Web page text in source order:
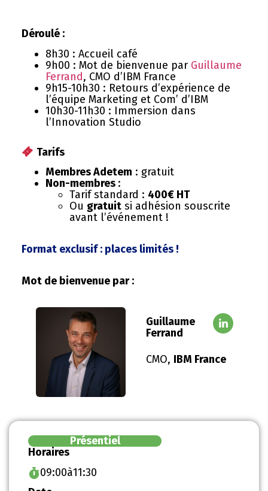
Déroulé :
8h30 : Accueil café
9h00 : Mot de bienvenue par Guillaume
Ferrand, CMO d’IBM France
9h15-10h30 : Retours d’expérience de
l’équipe Marketing et Com’ d’IBM
10h30-11h30 : Immersion dans
l’Innovation Studio
Tarifs
Membres Adetem : gratuit
Non-membres :
Tarif standard : 400€ HT
Ou gratuit si adhésion souscrite
avant l’événement !
Format exclusif : places limités !
Mot de bienvenue par :
Guillaume
Ferrand
CMO, IBM France
Présentiel
Horaires
09:00à11:30